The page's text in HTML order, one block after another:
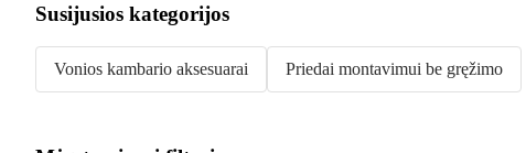
Susijusios kategorijos
Vonios kambario aksesuarai Priedai montavimui be gręžimo